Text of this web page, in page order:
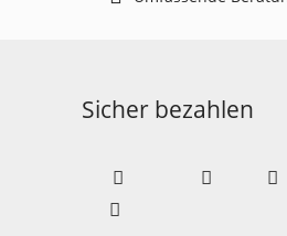
Sicher bezahlen